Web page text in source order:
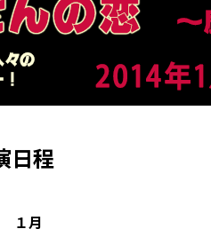
日程
１月